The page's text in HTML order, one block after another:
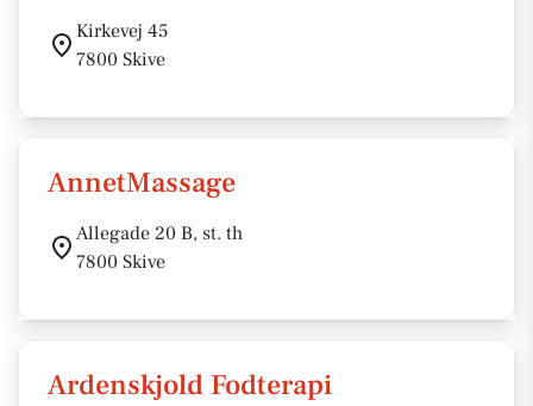
Kirkevej 45
7800 Skive
AnnetMassage
Allegade 20 B, st. th
7800 Skive
Ardenskjold Fodterapi